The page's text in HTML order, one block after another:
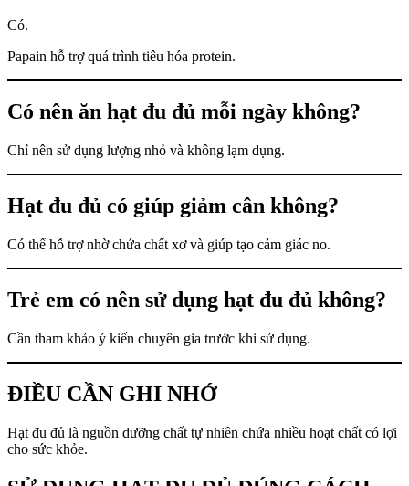
Có.
Papain hỗ trợ quá trình tiêu hóa protein.
Có nên ăn hạt đu đủ mỗi ngày không?
Chỉ nên sử dụng lượng nhỏ và không lạm dụng.
Hạt đu đủ có giúp giảm cân không?
Có thể hỗ trợ nhờ chứa chất xơ và giúp tạo cảm giác no.
Trẻ em có nên sử dụng hạt đu đủ không?
Cần tham khảo ý kiến chuyên gia trước khi sử dụng.
ĐIỀU CẦN GHI NHỚ
Hạt đu đủ là nguồn dưỡng chất tự nhiên chứa nhiều hoạt chất có lợi
cho sức khỏe.